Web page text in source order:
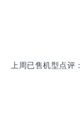
上周已售机型点评：